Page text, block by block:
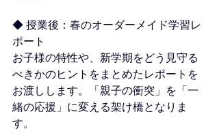
◆ 授業後：春のオーダーメイド学習レ
ポート
お子様の特性や、新学期をどう見守る
べきかのヒントをまとめたレポートを
お渡しします。「親子の衝突」を「一
緒の応援」に変える架け橋となりま
す。